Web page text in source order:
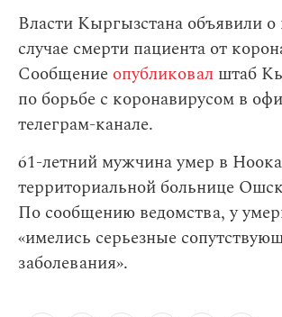
Власти Кыргызстана объявили
случае смерти пациента от
Сообщение опубликовал штаб
по борьбе с коронавирусом в
телеграм-канале.
61-летний мужчина умер в
территориальной больнице
По сообщению ведомства, у
«имелись серьезные
заболевания».